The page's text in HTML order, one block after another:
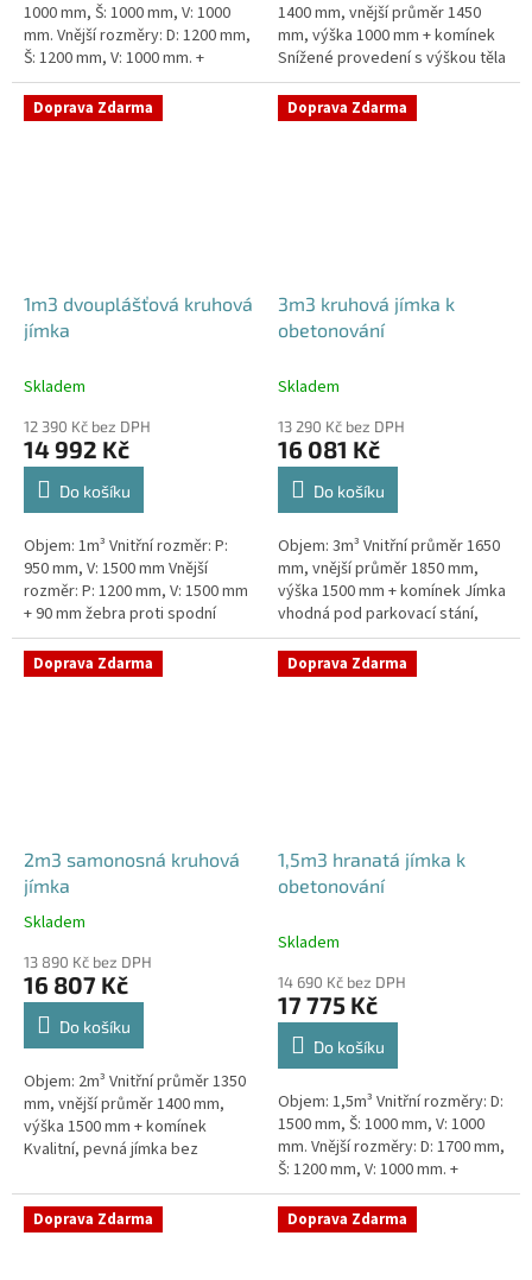
1000 mm, Š: 1000 mm, V: 1000
mm. Vnější rozměry: D: 1200 mm,
Š: 1200 mm, V: 1000 mm. +
komínek. Jímka vhodná pod
parkovací stání, komunikace...
1400 mm, vnější průměr 1450
mm, výška 1000 mm + komínek
Snížené provedení s výškou těla
pouhý 1m! Kvalitní, pevná jímka
bez potřeby obetonování...
Doprava Zdarma
1m3 dvouplášťová kruhová
jímka
Skladem
12 390 Kč bez DPH
14 992 Kč
Do košíku
Objem: 1m³ Vnitřní rozměr: P:
950 mm, V: 1500 mm Vnější
rozměr: P: 1200 mm, V: 1500 mm
+ 90 mm žebra proti spodní
vodě + komínek Jímka do míst s
vysokou hladinou spodní vody
–...
Doprava Zdarma
3m3 kruhová jímka k
obetonování
Skladem
13 290 Kč bez DPH
16 081 Kč
Do košíku
Objem: 3m³ Vnitřní průměr 1650
mm, vnější průměr 1850 mm,
výška 1500 mm + komínek Jímka
vhodná pod parkovací stání,
komunikace i terasy Průměr
přítoku specifikujte v...
Doprava Zdarma
2m3 samonosná kruhová
jímka
Průměrné
produktu
je
4,3
hvězdiček.
Skladem
13 890 Kč bez DPH
16 807 Kč
Do košíku
Objem: 2m³ Vnitřní průměr 1350
mm, vnější průměr 1400 mm,
výška 1500 mm + komínek
Kvalitní, pevná jímka bez
přítoku specifikujte v
poznámce...
Doprava Zdarma
1,5m3 hranatá jímka k
obetonování
Skladem
14 690 Kč bez DPH
17 775 Kč
Do košíku
Objem: 1,5m³ Vnitřní rozměry: D:
1500 mm, Š: 1000 mm, V: 1000
mm. Vnější rozměry: D: 1700 mm,
Š: 1200 mm, V: 1000 mm. +
komínek. Jímka vhodná pod
parkovací stání,...
Doprava Zdarma Doprava Zdarma